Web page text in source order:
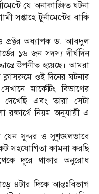
যে অনাকাঙ্ক্ষিত ঘটনা
সপ্তাহে টুর্নামেন্টের বাকি
প্রক্টর অধ্যাপক ড. আবদুল
১৬ জন সদস্য দীর্ঘদিন
উপনীত হয়েছে। আমরা
ওই দিনের ঘটনার
মার্কেটিং বিভাগের
এবং তারা সেটা
রক্ষার্থে নিয়ম অনুযায়ী এ
যেন সুন্দর ও সুশৃঙ্খলভাবে
সহযোগিতা কামনা করছি
দূরে থাকার অনুরোধ
৪টার দিকে আন্তঃবিভাগ